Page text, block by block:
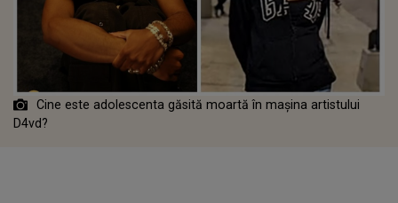
Cine este adolescenta găsită moartă în mașina artistului
D4vd?